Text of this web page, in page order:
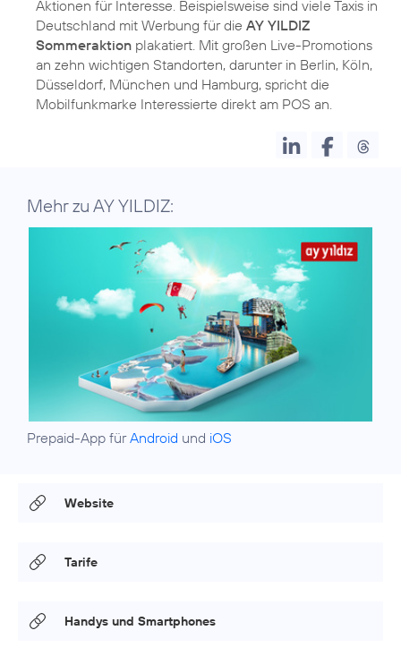
Aktionen für Interesse. Beispielsweise sind viele Taxis in
Deutschland mit Werbung für die AY YILDIZ
Sommeraktion plakatiert. Mit großen Live-Promotions
an zehn wichtigen Standorten, darunter in Berlin, Köln,
Düsseldorf, München und Hamburg, spricht die
Mehr zu AY YILDIZ:
Prepaid-App fürAndroid und iOS
Website
Tarife
Handys und Smartphones